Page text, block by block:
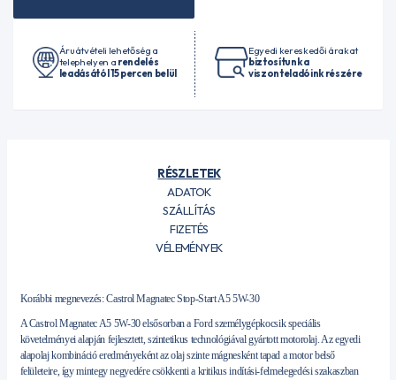
Áruátvételi lehetőség a
telephelyen a rendelés
leadásától 15 percen belül
Egyedi kereskedői árakat
biztosítunk a
viszonteladóink részére
RÉSZLETEK
ADATOK
SZÁLLÍTÁS
FIZETÉS
VÉLEMÉNYEK
Korábbi megnevezés: Castrol Magnatec Stop-Start A5 5W-30
A Castrol Magnatec A5 5W-30 elsősorban a Ford személygépkocsik speciális
követelményei alapján fejlesztett, szintetikus technológiával gyártott motorolaj. Az egyedi
alapolaj kombináció eredményeként az olaj szinte mágnesként tapad a motor belső
felületeire, így mintegy negyedére csökkenti a kritikus indítási-felmelegedési szakaszban